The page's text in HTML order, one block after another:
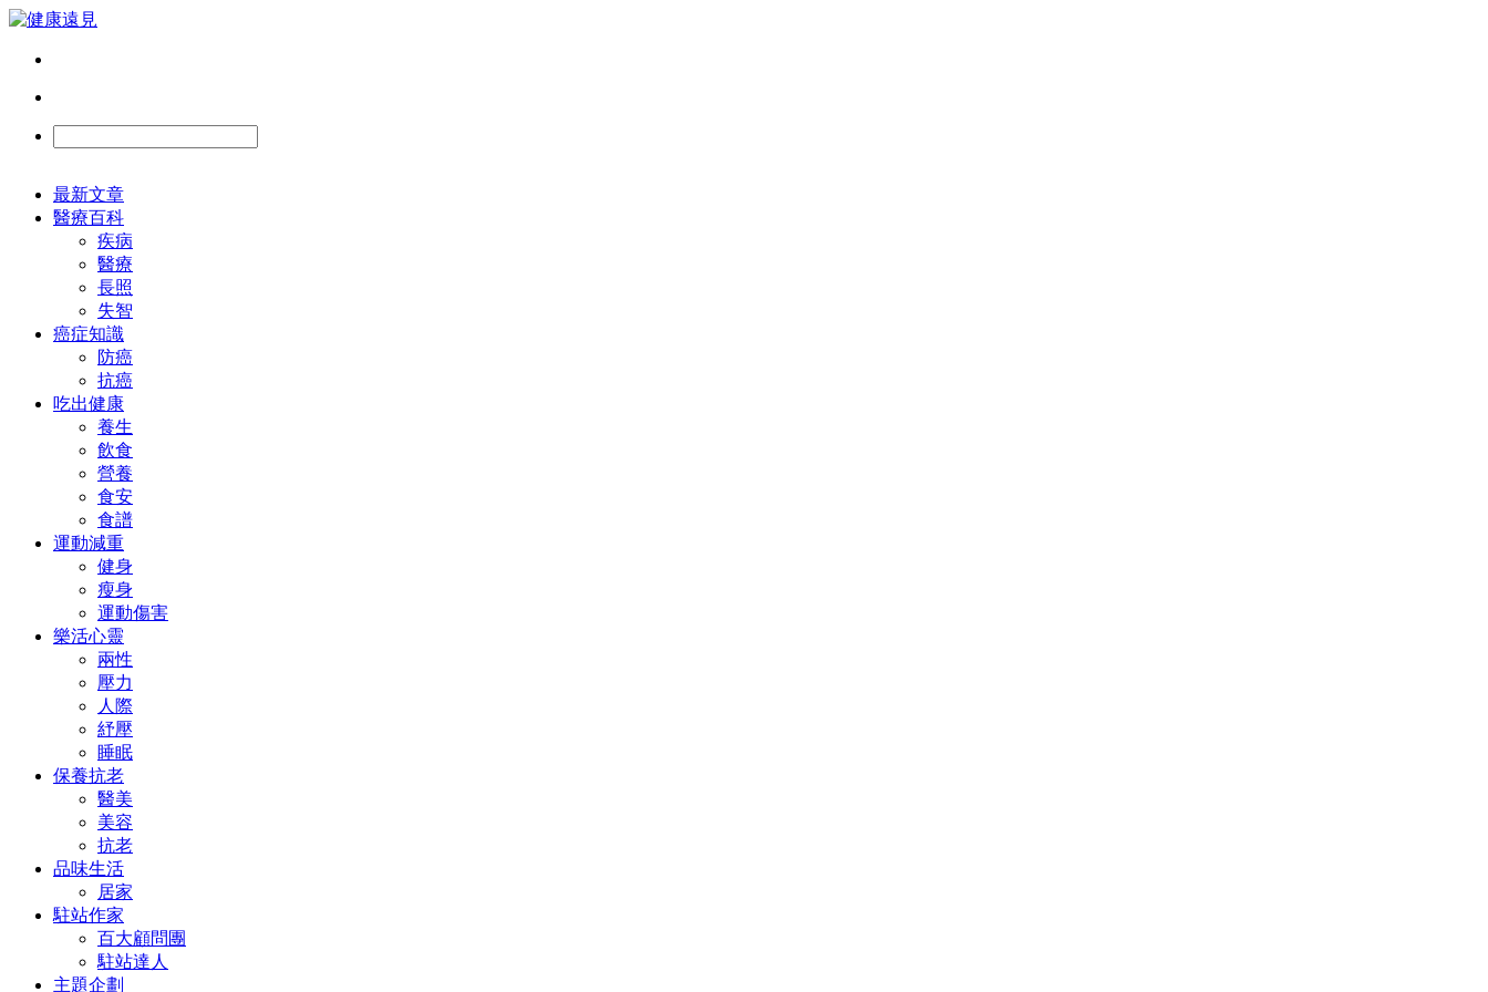
最新文章
醫療百科
疾病
醫療
長照
失智
癌症知識
防癌
抗癌
吃出健康
養生
飲食
營養
食安
食譜
運動減重
健身
瘦身
運動傷害
樂活心靈
兩性
壓力
人際
紓壓
睡眠
保養抗老
醫美
美容
抗老
品味生活
居家
駐站作家
百大顧問團
駐站達人
主題企劃